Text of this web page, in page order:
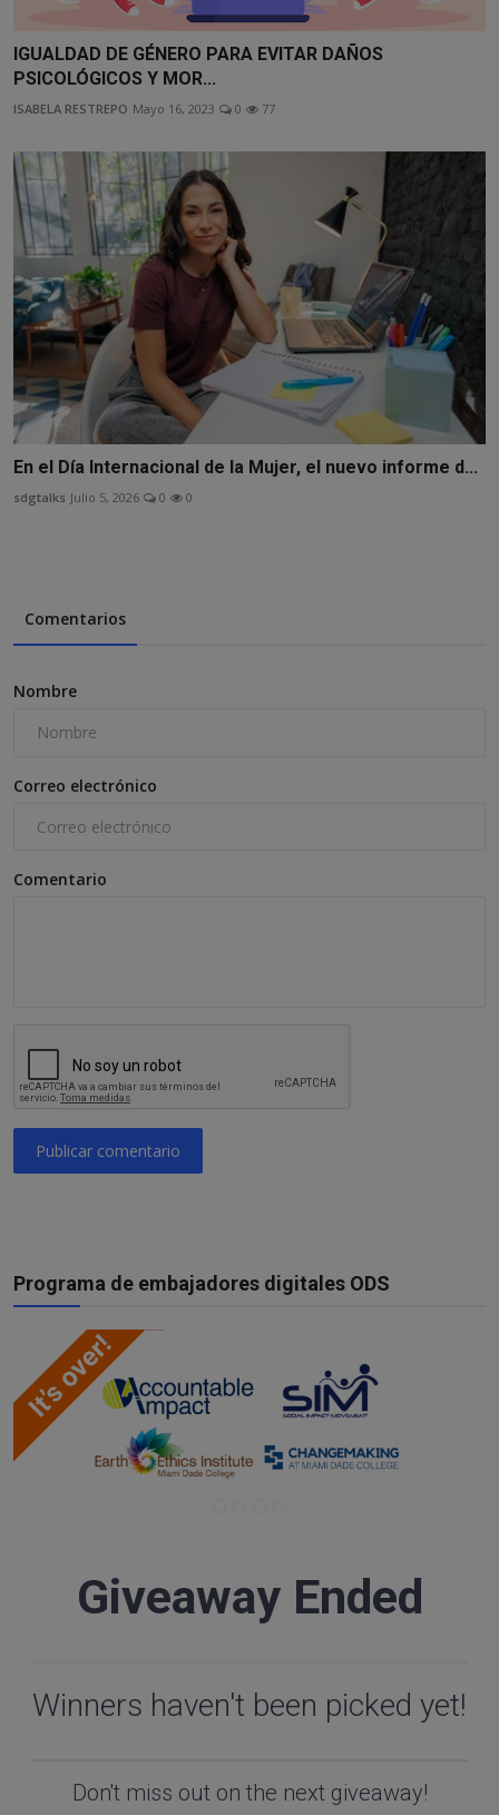
IGUALDAD DE GÉNERO PARA EVITAR DAÑOS
PSICOLÓGICOS Y MOR...
ISABELA RESTREPO Mayo 16, 2023 0 77
En el Día Internacional de la Mujer, el nuevo informe d...
sdgtalks Julio 5, 2026 0 0
Comentarios
Nombre
Correo electrónico
Comentario
Publicar comentario
Programa de embajadores digitales ODS